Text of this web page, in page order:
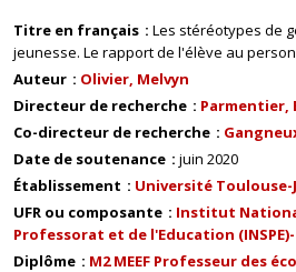
Titre en français
Les stéréotypes de
jeunesse. Le rapport de l'élève au
Auteur
Olivier, Melvyn
Directeur de recherche
Parmentier,
Co-directeur de recherche
Date de soutenance
juin 2020
Établissement
Université Toulouse-
UFR ou composante
Institut
Professorat et de l'Education
Diplôme
M2 MEEF Professeur des